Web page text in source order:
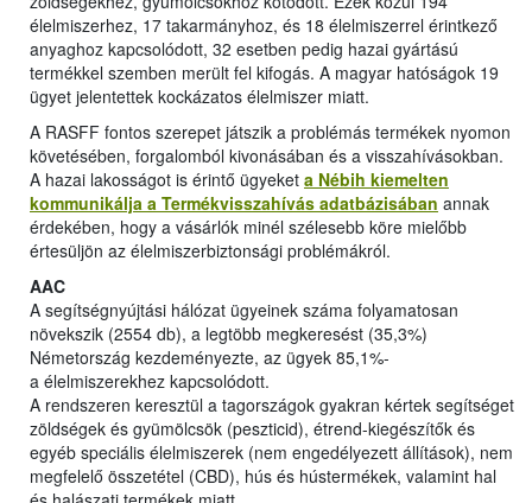
élelmiszerhez, 17 takarmányhoz, és 18 élelmiszerrel érintkező
anyaghoz kapcsolódott, 32 esetben pedig hazai gyártású
termékkel szemben merült fel kifogás. A magyar hatóságok 19
ügyet jelentettek kockázatos élelmiszer miatt.
A RASFF fontos szerepet játszik a problémás termékek nyomon
követésében, forgalomból kivonásában és a visszahívásokban.
A hazai lakosságot is érintő ügyeket a Nébih kiemelten
kommunikálja a Termékvisszahívás adatbázisában annak
érdekében, hogy a vásárlók minél szélesebb köre mielőbb
értesüljön az élelmiszerbiztonsági problémákról.
AAC
A segítségnyújtási hálózat ügyeinek száma folyamatosan
növekszik (2554 db), a legtöbb megkeresést (35,3%)
Németország kezdeményezte, az ügyek 85,1%-
a élelmiszerekhez kapcsolódott.
A rendszeren keresztül a tagországok gyakran kértek segítséget
zöldségek és gyümölcsök (peszticid), étrend-kiegészítők és
egyéb speciális élelmiszerek (nem engedélyezett állítások), nem
megfelelő összetétel (CBD), hús és hústermékek, valamint hal